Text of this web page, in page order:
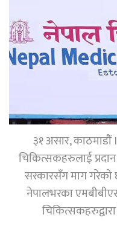
३१ असार,
चिकित्सकहरुलाई
सरकारसँग माग गरेको
नेपालभरका